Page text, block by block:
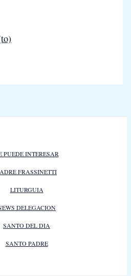
PUEDE INTERESAR
FRASSINETTI
LITURGUIA
DELEGACION
SANTO DEL DIA
SANTO PADRE